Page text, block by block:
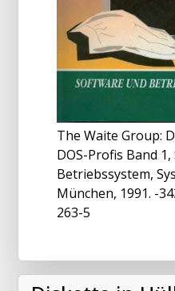
The Waite Group:
DOS-Profis Band
Betriebssystem,
München, 1991. -
263-5